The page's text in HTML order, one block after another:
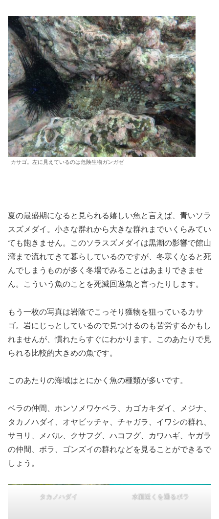
カサゴ。左に見えているのは危険生物ガンガゼ
夏の最盛期になると見られる嬉しい魚と言えば、青いソラ
スズメダイ。小さな群れから大きな群れまでいくらみてい
ても飽きません。このソラスズメダイは黒潮の影響で館山
湾まで流れてきて暮らしているのですが、冬寒くなると死
んでしまうものが多く冬場でみることはあまりできませ
ん。こういう魚のことを死滅回遊魚と言ったりします。
もう一枚の写真は岩陰でこっそり獲物を狙っているカサ
ゴ。岩にじっとしているので見つけるのも苦労するかもし
れませんが、慣れたらすぐにわかります。このあたりで見
られる比較的大きめの魚です。
このあたりの海域はとにかく魚の種類が多いです。
ベラの仲間、ホンソメワケベラ、カゴカキダイ、メジナ、
タカノハダイ、オヤビッチャ、チャガラ、イワシの群れ、
サヨリ、メバル、クサフグ、ハコフグ、カワハギ、ヤガラ
の仲間、ボラ、ゴンズイの群れなどを見ることができるで
しょう。
タカノハダイ 水面近くを通るボラ